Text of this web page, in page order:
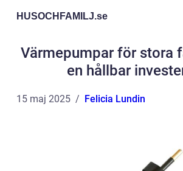
HUSOCHFAMILJ.se
Värmepumpar för stora
en hållbar
15 maj 2025 Felicia Lundin